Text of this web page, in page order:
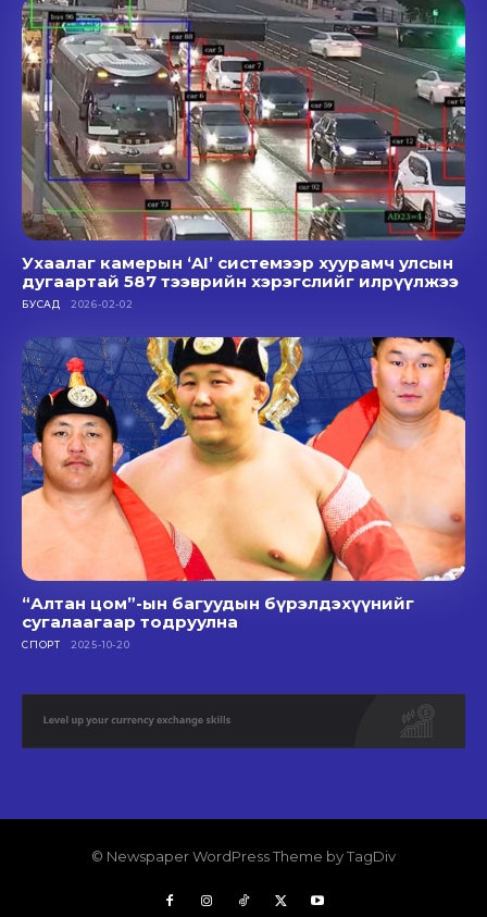
Ухаалаг камерын ‘AI’ системээр хуурамч улсын
дугаартай 587 тээврийн хэрэгслийг илрүүлжээ
БУСАД 2026-02-02
“Алтан цом”-ын багуудын бүрэлдэхүүнийг
сугалаагаар тодруулна
СПОРТ 2025-10-20
© Newspaper WordPress Theme by TagDiv